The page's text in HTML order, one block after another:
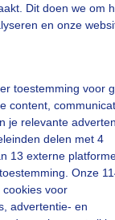
Dit doen we om
en onze
toestemming voor
content,
je relevante
delen met 4
13 externe
Onze
voor
advertentie- en
dus drukte
285x bekeken